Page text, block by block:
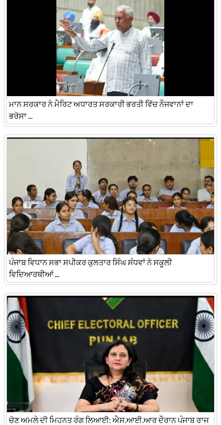
ਮਾਨ ਸਰਕਾਰ ਨੇ ਮੈਰਿਟ ਅਧਾਰਤ ਸਰਕਾਰੀ ਭਰਤੀ ਵਿੱਚ ਨੌਜਵਾਨਾਂ ਦਾ
ਭਰੋਸਾ ...
ਪੰਜਾਬ ਵਿਧਾਨ ਸਭਾ ਸਪੀਕਰ ਕੁਲਤਾਰ ਸਿੰਘ ਸੰਧਵਾਂ ਨੇ ਸਕੂਲੀ
ਵਿਦਿਆਰਥੀਆਂ ...
ਚੋਣ ਅਮਲੇ ਦੀ ਮਿਹਨਤ ਰੰਗ ਲਿਆਈ: ਐਸ.ਆਈ.ਆਰ ਦੌਰਾਨ ਪੰਜਾਬ ਰਾਜ